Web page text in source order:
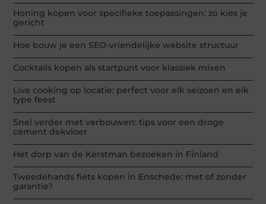
Honing kopen voor specifieke toepassingen: zo kies je
gericht
Hoe bouw je een SEO-vriendelijke website structuur
Cocktails kopen als startpunt voor klassiek mixen
Live cooking op locatie: perfect voor elk seizoen en elk
type feest
Snel verder met verbouwen: tips voor een droge
cement dekvloer
Het dorp van de Kerstman bezoeken in Finland
Tweedehands fiets kopen in Enschede: met of zonder
garantie?